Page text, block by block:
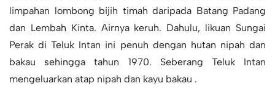
limpahan lombong bijih timah daripada Batang Padang
dan Lembah Kinta. Airnya keruh. Dahulu, likuan Sungai
Perak di Teluk Intan ini penuh dengan hutan nipah dan
bakau sehingga tahun 1970. Seberang Teluk Intan
mengeluarkan atap nipah dan kayu bakau .